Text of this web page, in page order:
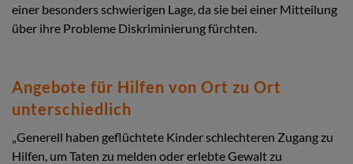
einer besonders schwierigen Lage, da sie bei einer Mitteilung
über ihre Probleme Diskriminierung fürchten.
Angebote für Hilfen von Ort zu Ort
unterschiedlich
„Generell haben geflüchtete Kinder schlechteren Zugang zu
Hilfen, um Taten zu melden oder erlebte Gewalt zu